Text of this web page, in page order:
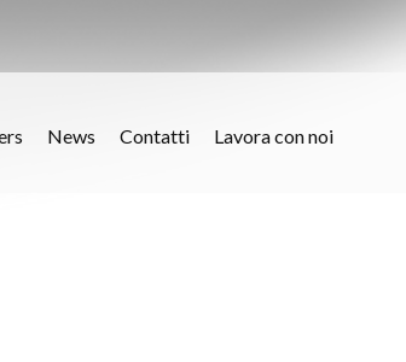
News Contatti Lavora con noi